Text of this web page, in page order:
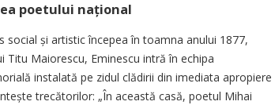
poetului național
și artistic începea în toamna anului 1877,
Titu Maiorescu, Eminescu intră în echipa
instalată pe zidul clădirii din imediata apropiere
trecătorilor: „În această casă, poetul Mihai